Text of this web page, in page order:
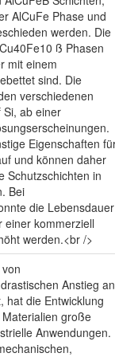
AlCuFe Phase und
werden. Die
ß Phasen
mit einem
sind. Die
verschiedenen
ab einer
Eigenschaften
und können daher
Schutzschichten in
Bei
die Lebensdauer
einer kommerziell
werden.<br />
Anstieg an
hat die Entwicklung
große
Anwendungen.